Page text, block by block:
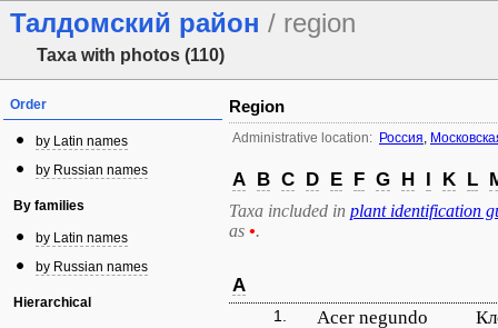
Талдомский район / region
Taxa with photos (110)
Order
by Latin names
by Russian names
By families
by Latin names
by Russian names
Hierarchical
Region
Administrative location: Россия,
A B C D E F G H I K L
Taxa included in plant identification
as •.
A
1. Acer negundo